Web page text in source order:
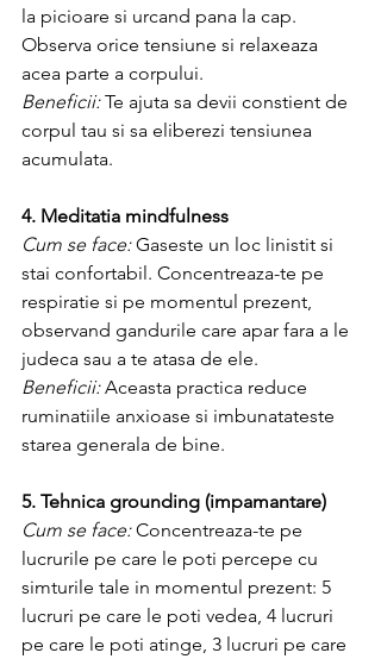
la picioare si urcand pana la cap.
Observa orice tensiune si relaxeaza
acea parte a corpului.
Beneficii: Te ajuta sa devii constient de
corpul tau si sa eliberezi tensiunea
acumulata.
4. Meditatia mindfulness
Cum se face: Gaseste un loc linistit si
stai confortabil. Concentreaza-te pe
respiratie si pe momentul prezent,
observand gandurile care apar fara a le
judeca sau a te atasa de ele.
Beneficii: Aceasta practica reduce
ruminatiile anxioase si imbunatateste
starea generala de bine.
5. Tehnica grounding (impamantare)
Cum se face: Concentreaza-te pe
lucrurile pe care le poti percepe cu
simturile tale in momentul prezent: 5
lucruri pe care le poti vedea, 4 lucruri
pe care le poti atinge, 3 lucruri pe care